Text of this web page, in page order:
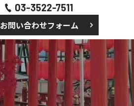
03-3522-7511
お問い合わせフォーム